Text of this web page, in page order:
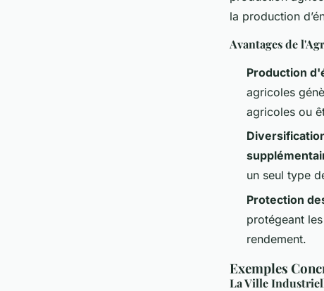
la production
Avantages de
Production
agricoles
agricoles ou
un seul type
Protection
protégeant les
rendement.
Exemples
La Ville